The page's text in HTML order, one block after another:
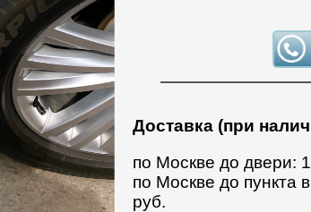
Доставка (при
по Москве до двери:
по Москве до пункта
руб.